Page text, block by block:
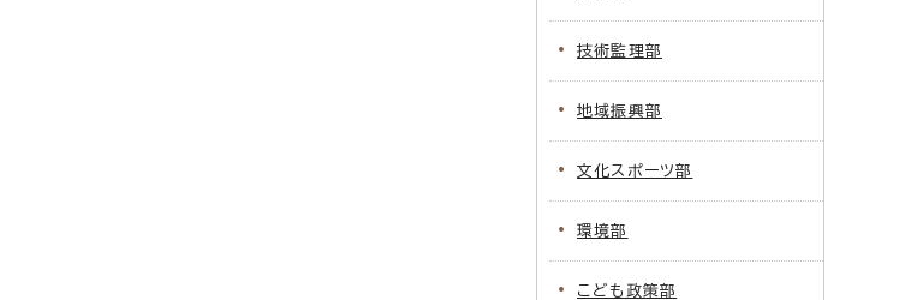
技術監理部
地域振興部
文化スポーツ部
環境部
こども政策部